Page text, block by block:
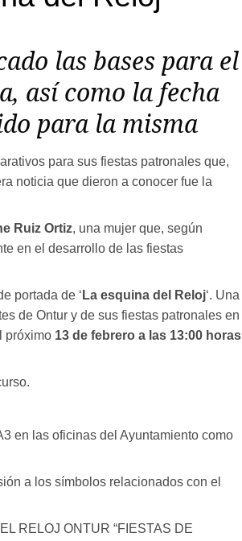
las bases para el
así como la fecha
para la misma
para sus fiestas patronales que,
noticia que dieron a conocer fue la
Ruiz Ortiz, una mujer que, según
en el desarrollo de las fiestas
portada de ‘ La esquina del Reloj‘. Una
de Ontur y de sus fiestas patronales en
próximo 13 de febrero a las 13:00 horas
en las oficinas del Ayuntamiento como
a los símbolos relacionados con el
RELOJ ONTUR “FIESTAS DE